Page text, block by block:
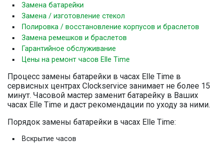
Замена батарейки
Замена / изготовление стекол
Полировка / восстановление корпусов и браслетов
Замена ремешков и браслетов
Гарантийное обслуживание
Цены на ремонт часов Elle Time
Процесс замены батарейки в часах Elle Time в
сервисных центрах Clockservice занимает не более 15
минут. Часовой мастер заменит батарейку в Ваших
часах Elle Time и даст рекомендации по уходу за ними.
Порядок замены батарейки в часах Elle Time:
Вскрытие часов